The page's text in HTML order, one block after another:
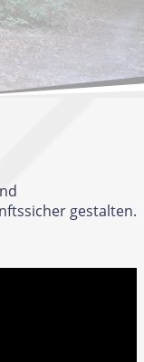
gestalten.